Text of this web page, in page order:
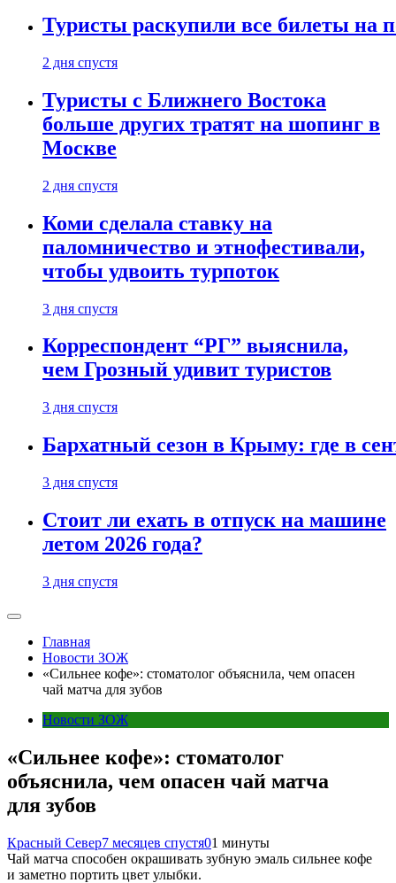
Туристы раскупили все билеты на
2 дня спустя
Туристы с Ближнего Востока
больше других тратят на шопинг в
Москве
2 дня спустя
Коми сделала ставку на
паломничество и этнофестивали,
чтобы удвоить турпоток
3 дня спустя
Корреспондент “РГ” выяснила,
чем Грозный удивит туристов
3 дня спустя
Бархатный сезон в Крыму: где в
3 дня спустя
Стоит ли ехать в отпуск на машине
летом 2026 года?
3 дня спустя
Главная
Новости ЗОЖ
«Сильнее кофе»: стоматолог объяснила, чем опасен
чай матча для зубов
Новости ЗОЖ
«Сильнее кофе»: стоматолог
объяснила, чем опасен чай матча
для зубов
Красный Север7 месяцев спустя01 минуты
Чай матча способен окрашивать зубную эмаль сильнее кофе
и заметно портить цвет улыбки.